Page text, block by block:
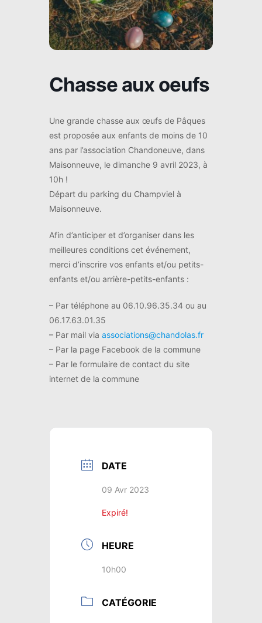
Chasse aux oeufs
Une grande chasse aux œufs de Pâques
est proposée aux enfants de moins de 10
ans par l’association Chandoneuve, dans
Maisonneuve, le dimanche 9 avril 2023, à
10h !
Départ du parking du Champviel à
Maisonneuve.
Afin d’anticiper et d’organiser dans les
meilleures conditions cet événement,
merci d’inscrire vos enfants et/ou petits-
enfants et/ou arrière-petits-enfants :
– Par téléphone au 06.10.96.35.34 ou au
06.17.63.01.35
– Par mail via associations@chandolas.fr
– Par la page Facebook de la commune
– Par le formulaire de contact du site
internet de la commune
DATE
09 Avr 2023
Expiré!
HEURE
10h00
CATÉGORIE